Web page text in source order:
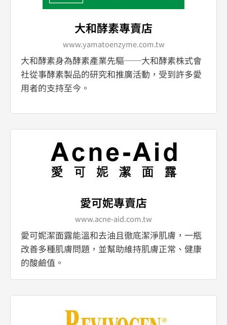
大和酵素專賣店
www.yamatoenzyme.com.tw
大和酵素身為酵素產業先驅──大和酵素株式會
社從事酵素製品的研究和推廣活動，受到許多愛
用者的支持至今。
愛可妮專賣店
www.acne-aid.com.tw
愛可妮潔面露能溫和去油且徹底潔淨肌膚，一瓶
改善多種肌膚問題，並幫助維持肌膚正常、健康
的酸鹼值。